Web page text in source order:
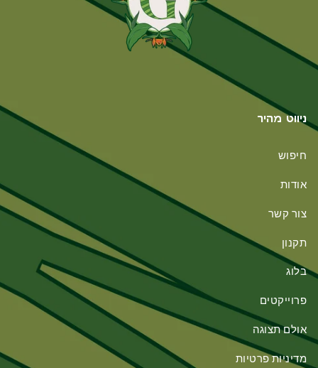
ניווט מהיר
חיפוש
אודות
צור קשר
תקנון
בלוג
פרוייקטים
אולם תצוגה
מדיניות פרטיות